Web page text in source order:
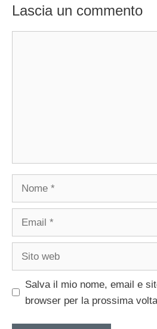
Lascia un commento
Salva il mio nome, email e
browser per la prossima